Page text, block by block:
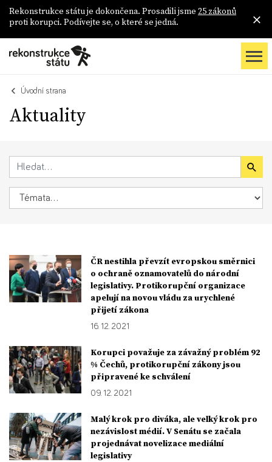
Rekonstrukce státu je dokončena. Prosadili jsme 25 zákonů
proti korupci. Podívejte se, o které se jedná.
Úvodní strana
Aktuality
ČR nestihla převzít evropskou směrnici
o ochraně oznamovatelů do národní
legislativy. Protikorupční organizace
apelují na novou vládu za urychlené
přijetí zákona
16. 12. 2021
Korupci považuje za závažný problém 92
% Čechů, protikorupční zákony jsou
připravené ke schválení
09. 12. 2021
Malý krok pro diváka, ale velký krok pro
nezávislost médií. V Senátu se začala
projednávat novelizace mediální
legislativy